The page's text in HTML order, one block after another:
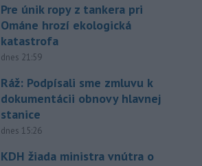
Pre únik ropy z tankera pri
Ománe hrozí ekologická
katastrofa
dnes 21:59
Ráž: Podpísali sme zmluvu k
dokumentácii obnovy hlavnej
stanice
dnes 15:26
KDH žiada ministra vnútra o